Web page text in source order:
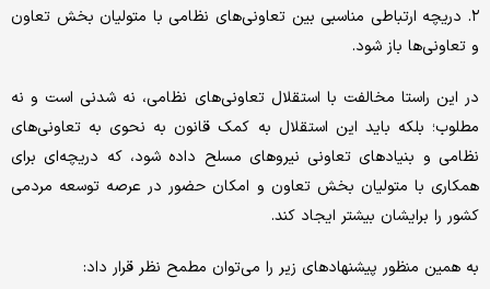
۲. دریچه ارتباطی مناسبی بین تعاونی‌های نظامی با متولیان بخش تعاون
و تعاونی‌ها باز شود.
در این راستا مخالفت با استقلال تعاونی‌های نظامی، نه شدنی است و نه
مطلوب؛ بلکه باید این استقلال به کمک قانون به نحوی به تعاونی‌های
نظامی و بنیادهای تعاونی نیروهای مسلح داده شود، که دریچه‌ای برای
همکاری با متولیان بخش تعاون و امکان حضور در عرصه توسعه مردمی
کشور را برایشان بیشتر ایجاد کند.
به همین منظور پیشنهادهای زیر را می‌توان مطمح نظر قرار داد: